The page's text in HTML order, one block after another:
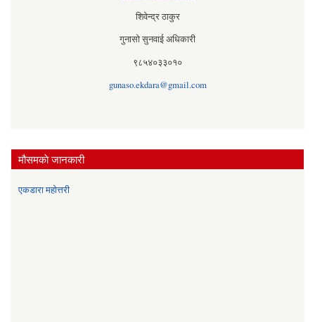
शिवेन्द्र ठाकुर
गुनासो सुनवाई अधिकारी
९८५४०३३०१०
gunaso.ekdara@gmail.com
मौसमकाे जानकारी
एकडारा महोत्तरी